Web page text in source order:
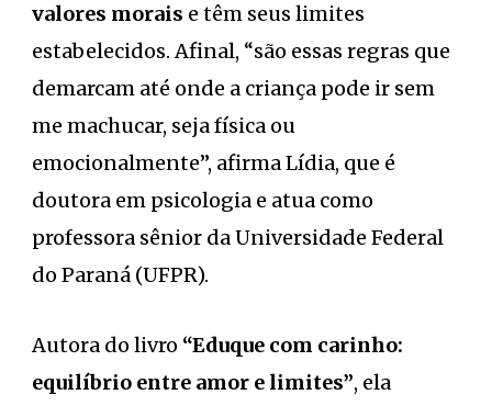
valores morais e têm seus limites
estabelecidos. Afinal, “são essas regras que
demarcam até onde a criança pode ir sem
me machucar, seja física ou
emocionalmente”, afirma Lídia, que é
doutora em psicologia e atua como
professora sênior da Universidade Federal
do Paraná (UFPR).
Autora do livro “Eduque com carinho:
equilíbrio entre amor e limites”, ela